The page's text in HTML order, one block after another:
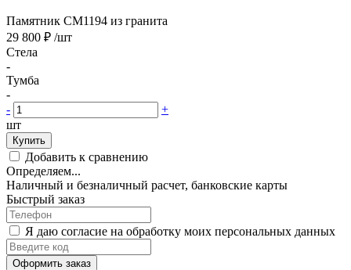
Памятник CM1194 из гранита
29 800 ₽ /шт
Стела
-
Тумба
-
-
+
шт
Купить
Добавить к сравнению
Определяем...
Наличный и безналичный расчет, банковские карты
Быстрый заказ
Я даю согласие на обработку моих персональных данных
Оформить заказ